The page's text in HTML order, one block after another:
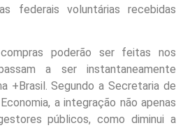
federais voluntárias recebidas
poderão ser feitas nos
a ser instantaneamente
+Brasil. Segundo a Secretaria de
a integração não apenas
públicos, como diminui a